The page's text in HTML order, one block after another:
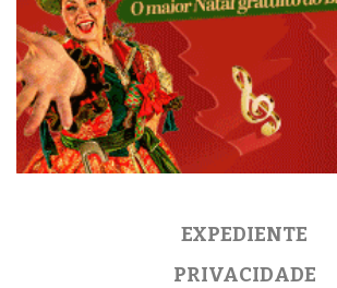
EXPEDIENTE
PRIVACIDADE